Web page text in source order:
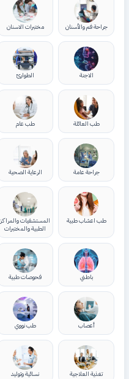
جراحة فم والأسنان مختبرات الاسنان
الاجنة الطوارئ
طب العائلة طب عام
جراحة عامة الرعاية الصحية
طب اعشاب طبية
المستشفيات والمراكز
الطبية والمختبرات
باطني فحوصات طبية
أعصاب طب نووي
تغذية العلاجية نسائية وتوليد